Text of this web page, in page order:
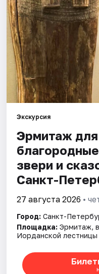
Выставки
Квесты
Экскурсии
Спорт
События
Города
Площадки
Артисты
Рейтинги
Экскурсия
Эрмитаж
звери и
Санкт-
27 августа 2026 •
Город: Санкт-
Площадка: Эрмитаж,
Иорданской лестницы